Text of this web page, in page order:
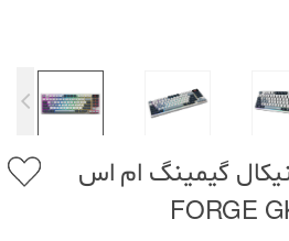
گیمینگ ام اس